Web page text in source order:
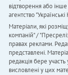
відтворення або
агентство
Матеріали, які
компаній" /
правах реклами.
представлені.
редакція бере участь
висловлені у цих